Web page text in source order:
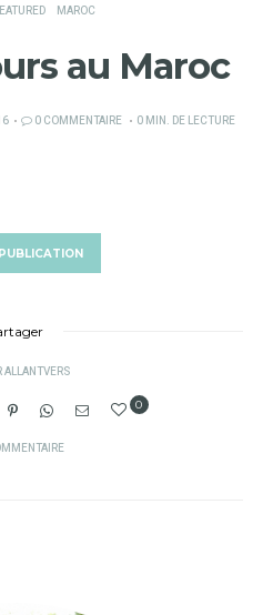
MAROC
au Maroc
0 COMMENTAIRE 0 MIN. DE LECTURE
ALLANTVERS
0